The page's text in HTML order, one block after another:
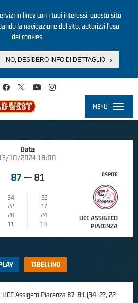
in linea con i tuoi interessi, questo sito
la navigazione del sito, autorizzi l’uso
dei cookies.
NO, DESIDERO INFO DI DETTAGLIO
MENU
Data:
10/2024 18:00
87 — 81
34
22
22
17
20
24
11
18
OSPITE
UCC ASSIGECO
PIACENZA
TABELLINO
UCC Assigeco Piacenza 87-81 (34-22, 22-